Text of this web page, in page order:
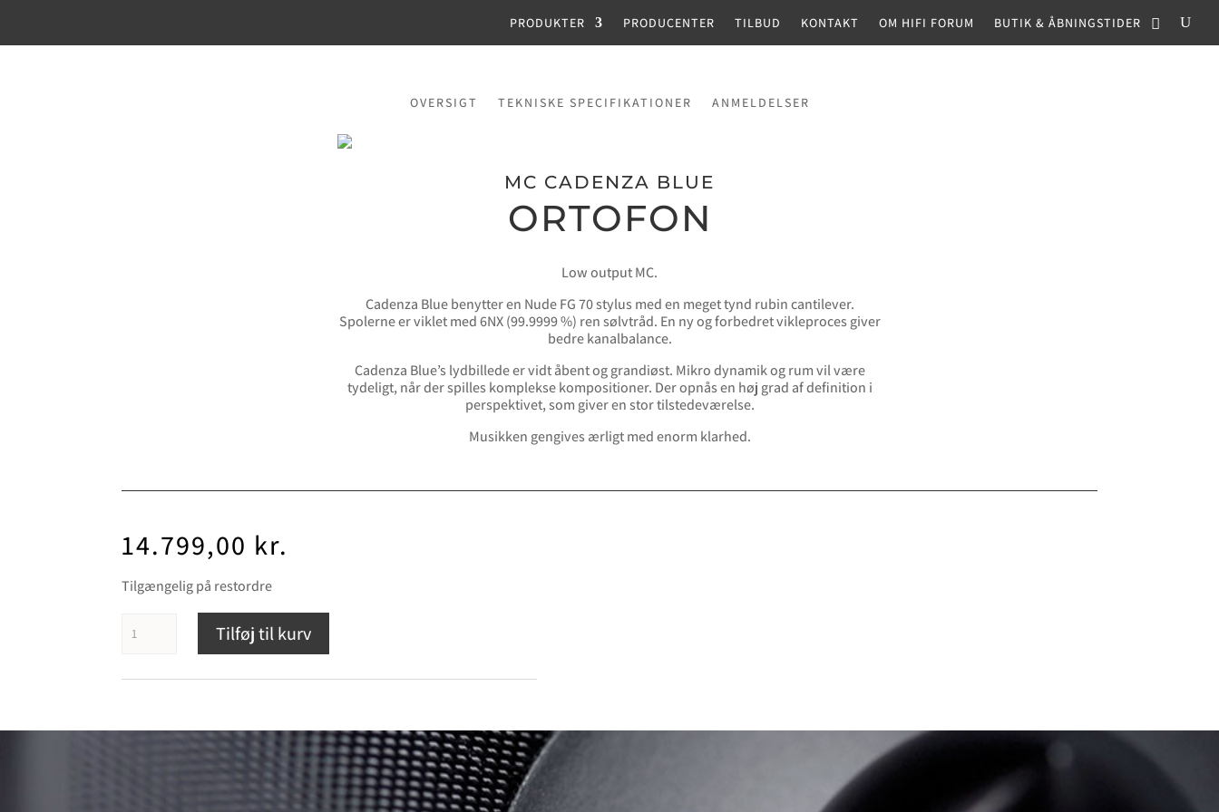
PRODUKTER PRODUCENTER TILBUD KONTAKT OM HIFI FORUM BUTIK & ÅBNINGSTIDER
OVERSIGT TEKNISKE SPECIFIKATIONER ANMELDELSER
MC CADENZA BLUE
ORTOFON
Low output MC.
Cadenza Blue benytter en Nude FG 70 stylus med en meget tynd rubin cantilever.
Spolerne er viklet med 6NX (99.9999 %) ren sølvtråd. En ny og forbedret vikleproces giver
bedre kanalbalance.
Cadenza Blue’s lydbillede er vidt åbent og grandiøst. Mikro dynamik og rum vil være
tydeligt, når der spilles komplekse kompositioner. Der opnås en høj grad af definition i
perspektivet, som giver en stor tilstedeværelse.
Musikken gengives ærligt med enorm klarhed.
14.799,00 kr.
Tilgængelig på restordre
MC
Tilføj til kurv